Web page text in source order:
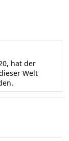
hat der
Welt